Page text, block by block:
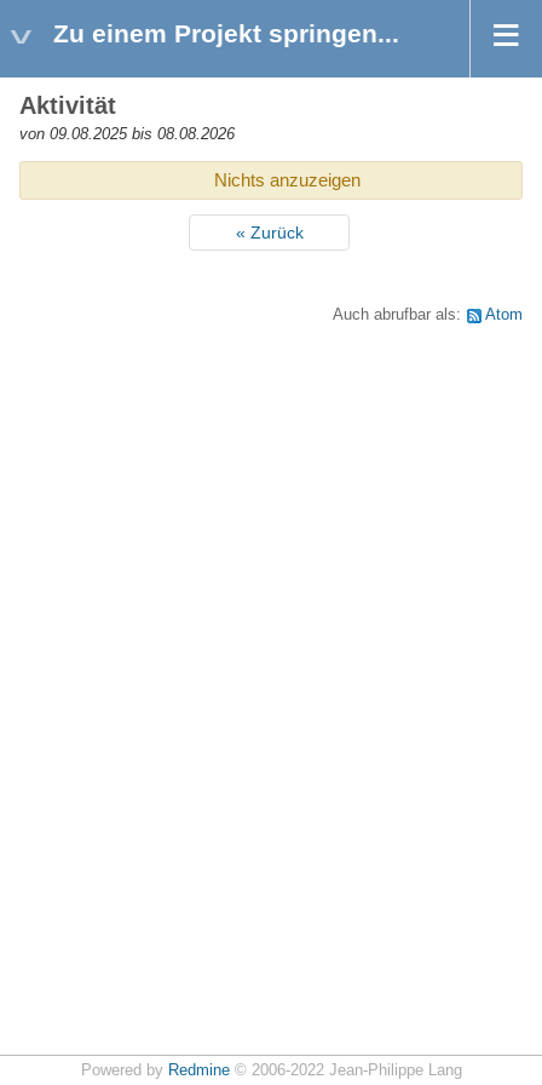
Zu einem Projekt springen...
Aktivität
von 09.08.2025 bis 08.08.2026
Nichts anzuzeigen
« Zurück
Auch abrufbar als: Atom
Powered by Redmine© 2006-2022 Jean-Philippe Lang